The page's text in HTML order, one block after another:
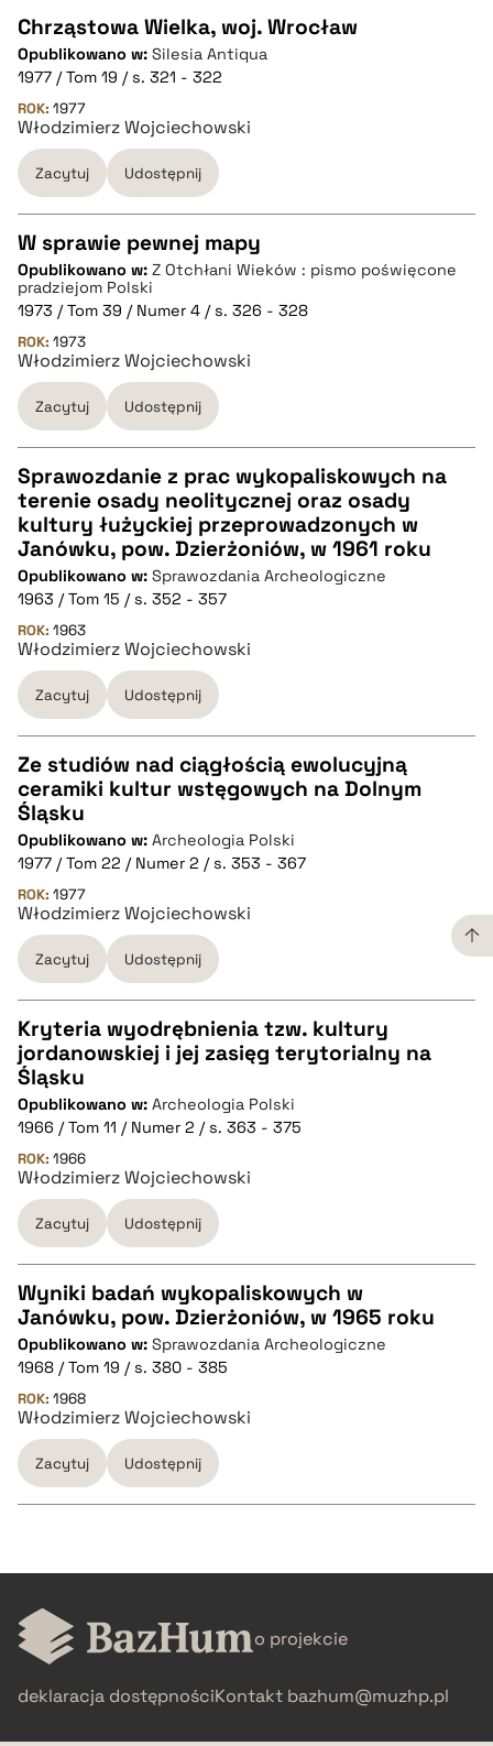
CZYSTY TEKST
pobierz cytat
BIBTEX
pobierz cytat
Chrząstowa Wielka, woj. Wrocław
Opublikowano w: Silesia Antiqua
1977 / Tom 19 / s. 321 - 322
ROK: 1977
Włodzimierz Wojciechowski
Zacytuj Udostępnij
CZYSTY TEKST
pobierz cytat
BIBTEX
pobierz cytat
W sprawie pewnej mapy
Opublikowano w: Z Otchłani Wieków : pismo poświęcone
pradziejom Polski
1973 / Tom 39 / Numer 4 / s. 326 - 328
ROK: 1973
Włodzimierz Wojciechowski
Zacytuj Udostępnij
CZYSTY TEKST
pobierz cytat
BIBTEX
pobierz cytat
Sprawozdanie z prac wykopaliskowych na
terenie osady neolitycznej oraz osady
kultury łużyckiej przeprowadzonych w
Janówku, pow. Dzierżoniów, w 1961 roku
Opublikowano w: Sprawozdania Archeologiczne
1963 / Tom 15 / s. 352 - 357
ROK: 1963
Włodzimierz Wojciechowski
Zacytuj Udostępnij
CZYSTY TEKST
pobierz cytat
BIBTEX
pobierz cytat
Ze studiów nad ciągłością ewolucyjną
ceramiki kultur wstęgowych na Dolnym
Śląsku
Opublikowano w: Archeologia Polski
1977 / Tom 22 / Numer 2 / s. 353 - 367
ROK: 1977
Włodzimierz Wojciechowski
Zacytuj Udostępnij
CZYSTY TEKST
pobierz cytat
BIBTEX
pobierz cytat
Kryteria wyodrębnienia tzw. kultury
jordanowskiej i jej zasięg terytorialny na
Śląsku
Opublikowano w: Archeologia Polski
1966 / Tom 11 / Numer 2 / s. 363 - 375
ROK: 1966
Włodzimierz Wojciechowski
Zacytuj Udostępnij
CZYSTY TEKST
pobierz cytat
BIBTEX
Wyniki badań wykopaliskowych w
Janówku, pow. Dzierżoniów, w 1965 roku
Opublikowano w: Sprawozdania Archeologiczne
1968 / Tom 19 / s. 380 - 385
ROK: 1968
Włodzimierz Wojciechowski
Zacytuj Udostępnij
CZYSTY TEKST
pobierz cytat
BIBTEX
o projekcie
deklaracja dostępnościKontakt bazhum@muzhp.pl